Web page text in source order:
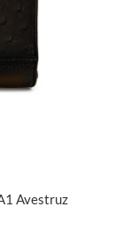
Avestruz